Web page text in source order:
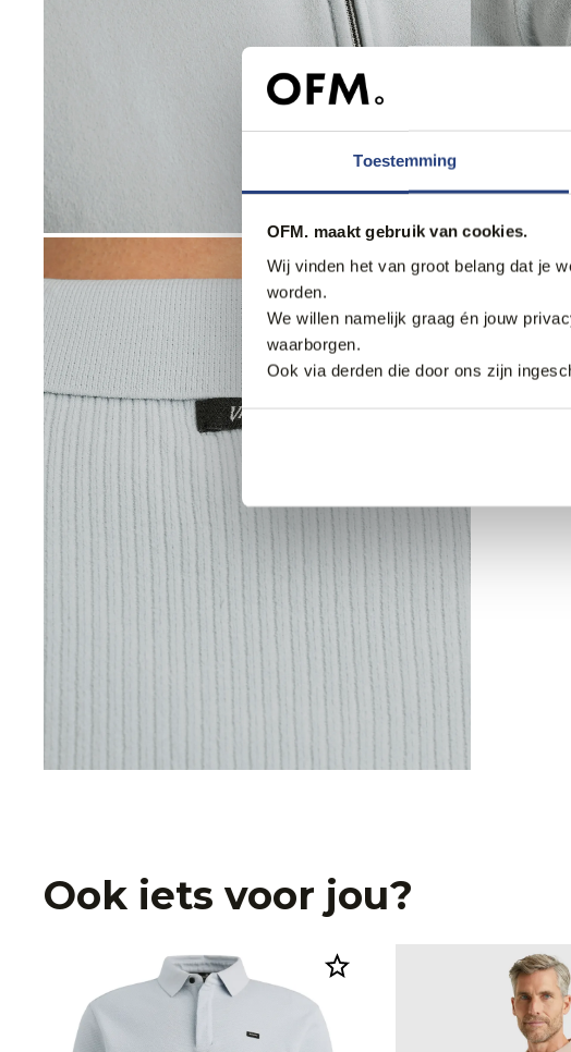
Toestemming
OFM. maakt gebruik van cookies.
Wij vinden het van groot belang dat je
worden.
We willen namelijk graag én jouw
waarborgen.
Ook via derden die door ons zijn
Ook iets voor jou?